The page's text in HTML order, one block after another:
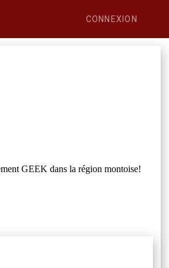
CONNEXION
GEEK dans la région montoise!